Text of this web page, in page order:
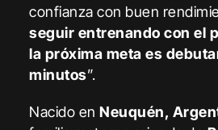
confianza con buen
seguir entrenando con el
la próxima meta es
minutos”.
Nacido enNeuquén,